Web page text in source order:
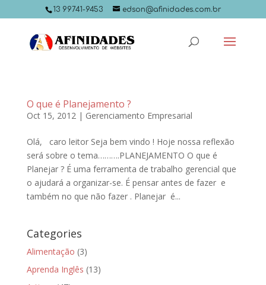
13 99741-9453 edson@afinidades.com.br
O que é Planejamento ?
Oct 15, 2012| Gerenciamento Empresarial
Olá, caro leitor Seja bem vindo ! Hoje nossa reflexão
será sobre o tema……….PLANEJAMENTO O que é
Planejar ? É uma ferramenta de trabalho gerencial que
o ajudará a organizar-se. É pensar antes de fazer e
também no que não fazer . Planejar é...
Categories
Alimentação (3)
Aprenda Inglês (13)